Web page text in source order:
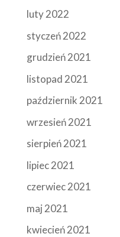
luty 2022
styczeń 2022
grudzień 2021
listopad 2021
październik 2021
wrzesień 2021
sierpień 2021
lipiec 2021
czerwiec 2021
maj 2021
kwiecień 2021